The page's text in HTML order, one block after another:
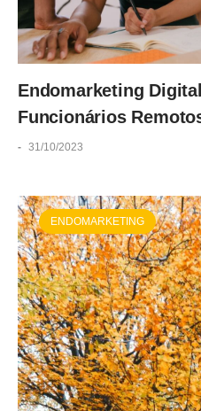
Endomarketing
Funcionários
- 31/10/2023
ENDOMARKETING